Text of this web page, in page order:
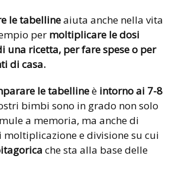
le tabellineaiuta anche nella vita
per moltiplicare le dosi
una ricetta, per fare spese o per
di casa.
le tabellineè intorno ai 7-8
bimbi sono in grado non solo
a memoria, ma anche di
moltiplicazione e divisione su cui
che sta alla base delle